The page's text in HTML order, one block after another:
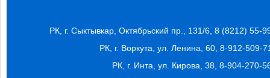
РК, г. Сыктывкар, Октябрьский пр., 131/6, 8 (8212) 55-
РК, г. Воркута, ул. Ленина, 60, 8-912-509-
РК, г. Инта, ул. Кирова, 38, 8-904-270-